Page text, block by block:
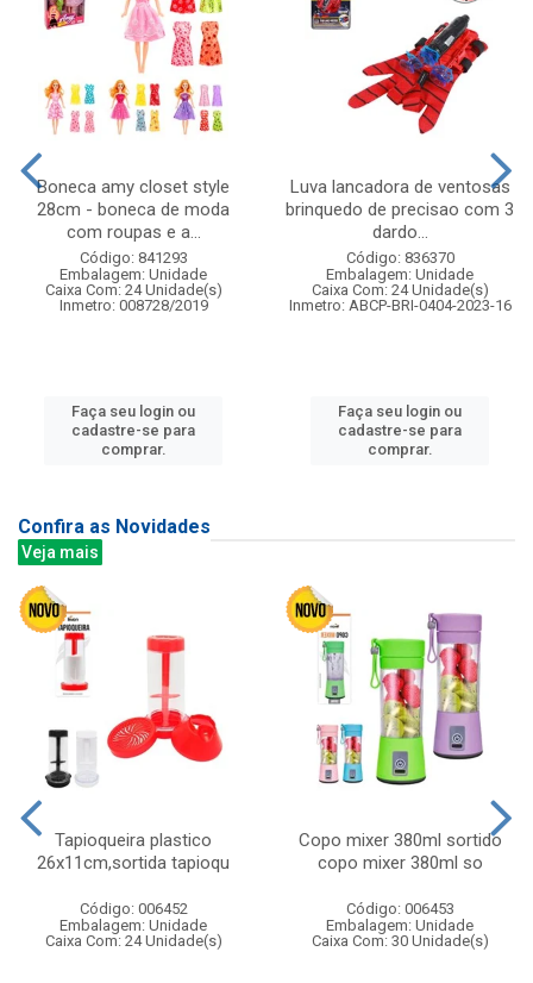
Boneca amy closet style
28cm - boneca de moda
com roupas e a...
Código: 841293
Embalagem: Unidade
Caixa Com: 24 Unidade(s)
Inmetro: 008728/2019
Faça seu login ou
cadastre-se para
comprar.
Luva lancadora de ventosas
brinquedo de precisao com 3
dardo...
Código: 836370
Embalagem: Unidade
Caixa Com: 24 Unidade(s)
Inmetro: ABCP-BRI-0404-2023-16
Faça seu login ou
cadastre-se para
comprar.
Confira as Novidades
Veja mais
Tapioqueira plastico
26x11cm,sortida tapioqu
Código: 006452
Embalagem: Unidade
Caixa Com: 24 Unidade(s)
Copo mixer 380ml sortido
copo mixer 380ml so
Código: 006453
Embalagem: Unidade
Caixa Com: 30 Unidade(s)